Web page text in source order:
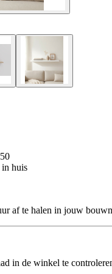
in huis
af te halen in jouw
in de winkel te